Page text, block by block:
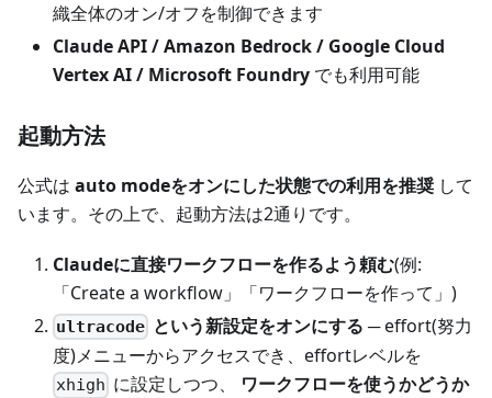
織全体のオン/オフを制御できます
Claude API / Amazon Bedrock / Google Cloud
Vertex AI / Microsoft Foundry でも利用可能
起動方法
公式は auto modeをオンにした状態での利用を推奨 して
います。その上で、起動方法は2通りです。
Claudeに直接ワークフローを作るよう頼む(例:
「Create a workflow」「ワークフローを作って」)
ultracode という新設定をオンにする ─ effort(努力
度)メニューからアクセスでき、effortレベルを
xhigh に設定しつつ、 ワークフローを使うかどうか